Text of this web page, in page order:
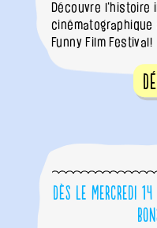
Découvre l'histoire
Funny Film Festival!
Dès le mercredi